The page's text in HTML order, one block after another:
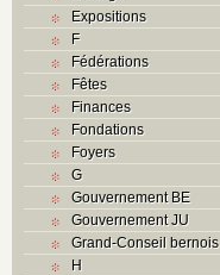
Expositions
F
Fédérations
Fêtes
Finances
Fondations
Foyers
G
Gouvernement BE
Gouvernement JU
Grand-Conseil bernois
H